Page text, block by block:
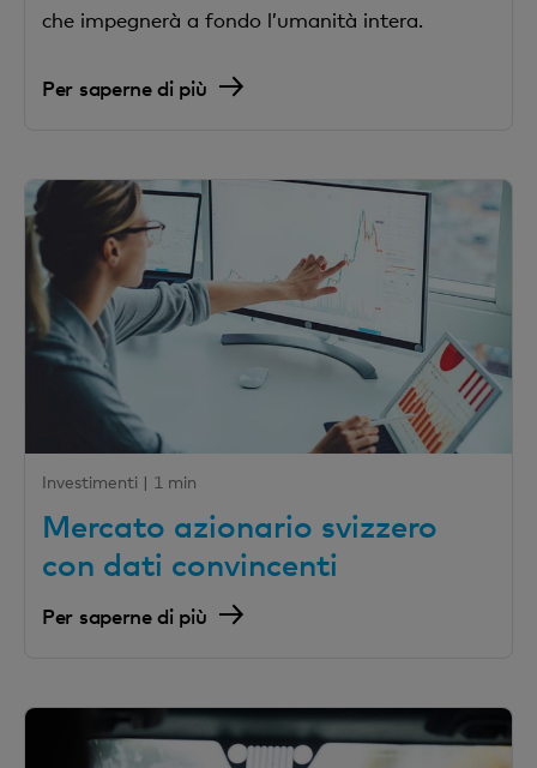
che impegnerà a fondo l’umanità intera.
Per saperne di più
Investimenti | 1 min
Mercato azionario svizzero
con dati convincenti
Per saperne di più